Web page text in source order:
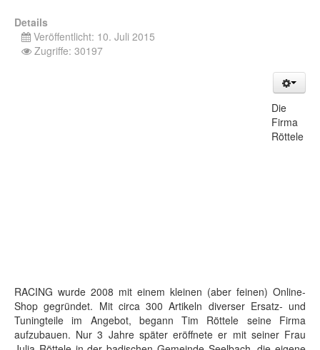
Details
Veröffentlicht: 10. Juli 2015
Zugriffe: 30197
Die
Firma
Röttele
RACING wurde 2008 mit einem kleinen (aber feinen) Online-
Shop gegründet. Mit circa 300 Artikeln diverser Ersatz- und
Tuningteile im Angebot, begann Tim Röttele seine Firma
aufzubauen. Nur 3 Jahre später eröffnete er mit seiner Frau